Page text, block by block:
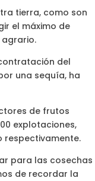
tierra, como son
el máximo de
del
una sequía, ha
de frutos
explotaciones,
respectivamente.
para las cosechas
de recordar la